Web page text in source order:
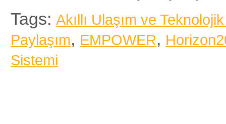
Tags: Akıllı Ulaşım ve
Paylaşım, EMPOWER,
Sistemi